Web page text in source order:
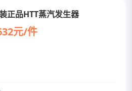
正品HTT蒸汽发生器
元/件